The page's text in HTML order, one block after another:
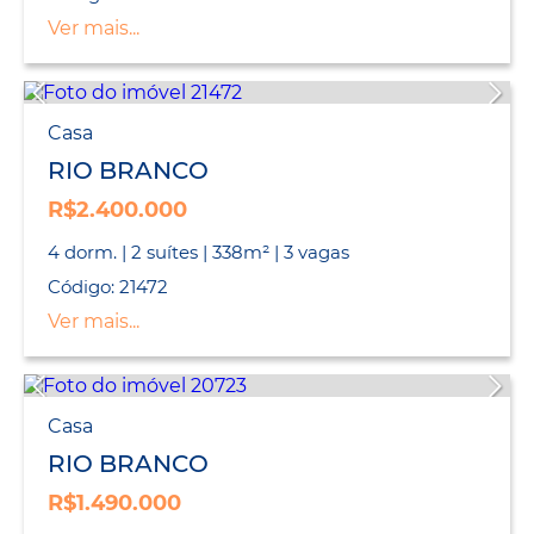
Ver mais...
Casa
RIO BRANCO
R$2.400.000
4 dorm. | 2 suítes | 338m² | 3 vagas
Código: 21472
Ver mais...
Casa
RIO BRANCO
R$1.490.000